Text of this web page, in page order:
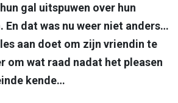
gal uitspuwen over hun
En dat was nu weer niet anders…
aan doet om zijn vriendin te
om wat raad nadat het pleasen
kende…